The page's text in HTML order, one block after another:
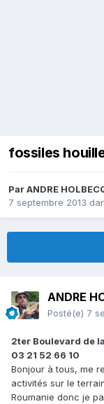
fossiles
ParANDRE
7 septembre 2013
ANDRE
Posté(e) 7
2ter Boulevard de
03 21 52 66 10
Bonjour à tous, me
activités sur le
Roumanie donc je